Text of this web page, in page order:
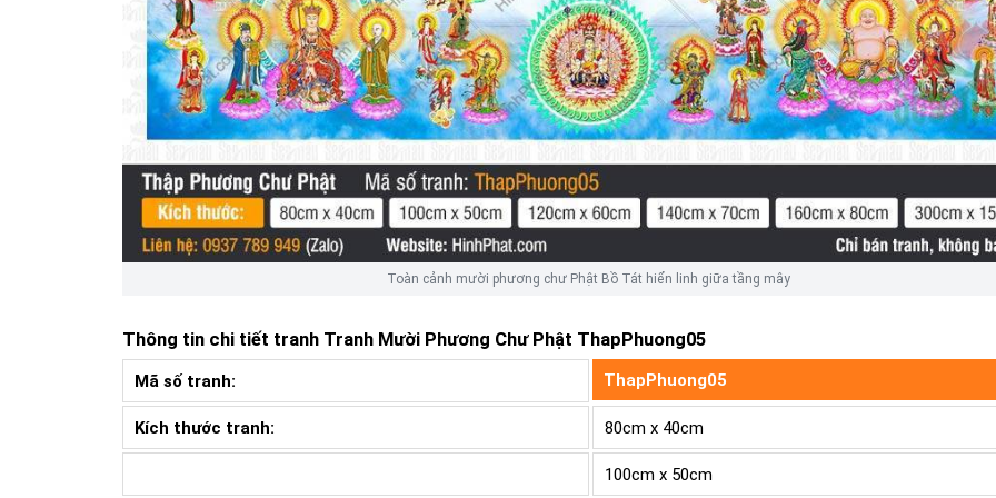
Toàn cảnh mười phương chư Phật Bồ Tát hiển linh giữa tầng mây
Thông tin chi tiết tranh Tranh Mười Phương Chư Phật ThapPhuong05
Mã số tranh: ThapPhuong05
Kích thước tranh: 80cm x 40cm
100cm x 50cm